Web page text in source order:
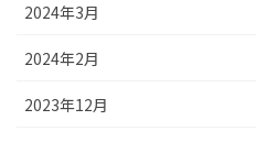
2024年3月
2024年2月
2023年12月